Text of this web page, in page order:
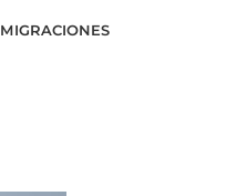
MIGRACIONES